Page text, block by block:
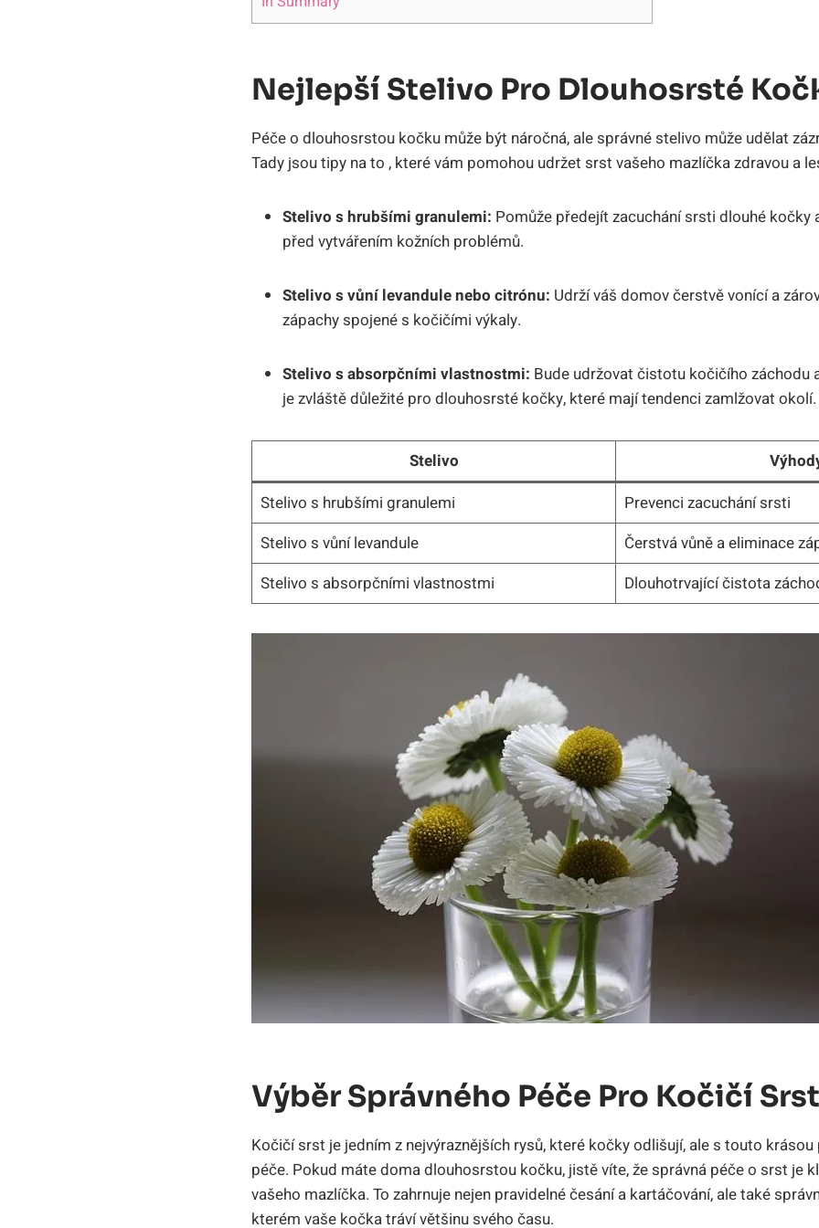
Nejlepší Stelivo Pro Dlouhosrsté
Péče o dlouhosrstou kočku může být náročná, ale správné stelivo může udělat
Tady jsou tipy na to , které vám pomohou udržet srst vašeho mazlíčka zdravou a
Stelivo s hrubšími granulemi: Pomůže předejít zacuchání srsti dlouhé kočky
před vytvářením kožních problémů.
Stelivo s vůní levandule nebo citrónu: Udrží váš domov čerstvě vonící a
zápachy spojené s kočičími výkaly.
Stelivo s absorpčními vlastnostmi: Bude udržovat čistotu kočičího záchodu
je zvláště důležité pro dlouhosrsté kočky, které mají tendenci zamlžovat okolí.
Stelivo
Stelivo s hrubšími granulemi
Prevenci zacuchání srsti
Stelivo s vůní levandule
Čerstvá vůně a eliminace
Stelivo s absorpčními vlastnostmi
Dlouhotrvající čistota
Výběr Správného Péče Pro Kočičí Srst
Kočičí srst je jedním z nejvýraznějších rysů, které kočky odlišují, ale s touto
péče. Pokud máte doma dlouhosrstou kočku, jistě víte, že správná péče o srst je
vašeho mazlíčka. To zahrnuje nejen pravidelné česání a kartáčování, ale také
kterém vaše kočka tráví většinu svého času.